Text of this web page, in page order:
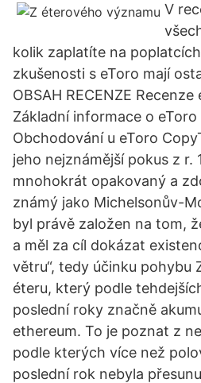
V
kolik zaplatíte na
zkušenosti s eToro mají
OBSAH RECENZE
Základní informace o
Obchodování u eToro
jeho nejznámější pokus z r.
mnohokrát opakovaný a
známý jako Michelsonův-
byl právě založen na tom,
a měl za cíl dokázat
větru“, tedy účinku pohybu
éteru, který podle
poslední roky značně
ethereum. To je poznat z
podle kterých více než
poslední rok nebyla